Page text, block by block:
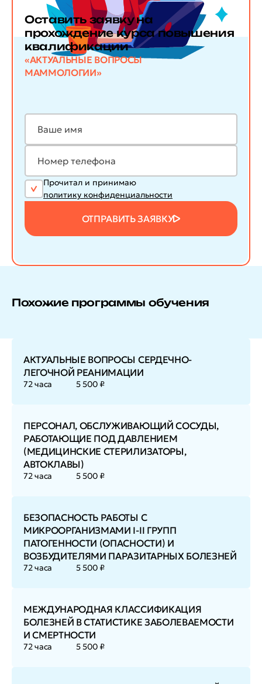
Оставить заявкуна
прохождение курса повышения
квалификации
«АКТУАЛЬНЫЕ ВОПРОСЫ
МАММОЛОГИИ»
Прочитал и принимаю
политику конфиденциальности
ОТПРАВИТЬ ЗАЯВКУ
Похожие программы обучения
АКТУАЛЬНЫЕ ВОПРОСЫ СЕРДЕЧНО-
ЛЕГОЧНОЙ РЕАНИМАЦИИ
72 часа 5 500 ₽
ПЕРСОНАЛ, ОБСЛУЖИВАЮЩИЙ СОСУДЫ,
РАБОТАЮЩИЕ ПОД ДАВЛЕНИЕМ
(МЕДИЦИНСКИЕ СТЕРИЛИЗАТОРЫ,
АВТОКЛАВЫ)
72 часа 5 500 ₽
БЕЗОПАСНОСТЬ РАБОТЫ С
МИКРООРГАНИЗМАМИ I-II ГРУПП
ПАТОГЕННОСТИ (ОПАСНОСТИ) И
ВОЗБУДИТЕЛЯМИ ПАРАЗИТАРНЫХ БОЛЕЗНЕЙ
72 часа 5 500 ₽
МЕЖДУНАРОДНАЯ КЛАССИФИКАЦИЯ
БОЛЕЗНЕЙ В СТАТИСТИКЕ ЗАБОЛЕВАЕМОСТИ
И СМЕРТНОСТИ
72 часа 5 500 ₽